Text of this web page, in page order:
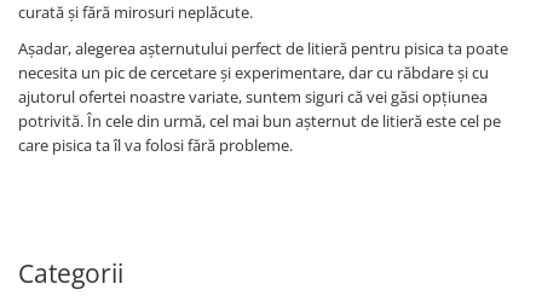
curată și fără mirosuri neplăcute.
Așadar, alegerea așternutului perfect de litieră pentru pisica ta poate
necesita un pic de cercetare și experimentare, dar cu răbdare și cu
ajutorul ofertei noastre variate, suntem siguri că vei găsi opțiunea
potrivită. În cele din urmă, cel mai bun așternut de litieră este cel pe
care pisica ta îl va folosi fără probleme.
Categorii